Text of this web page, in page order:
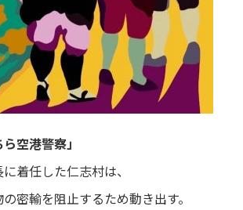
空港警察」
着任した仁志村は、
密輸を阻止するため動き出す。